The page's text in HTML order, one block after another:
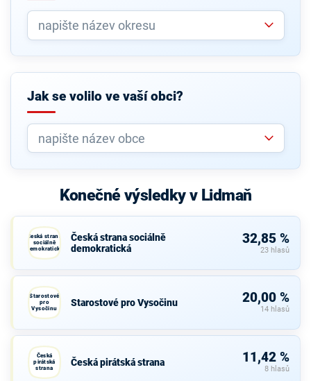
Jak se volilo ve vaší obci?
Konečné výsledky v Lidmaň
Česká strana
sociálně
demokratická
Česká strana sociálně
demokratická
32,85 %
23 hlasů
Starostové
pro
Vysočinu
Starostové pro Vysočinu 20,00 %
14 hlasů
Česká
pirátská
strana
Česká pirátská strana 11,42 %
8 hlasů